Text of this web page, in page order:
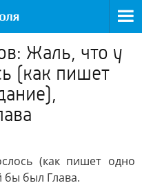
Жаль, что у
(как пишет
(как пишет одно
бы был Глава.